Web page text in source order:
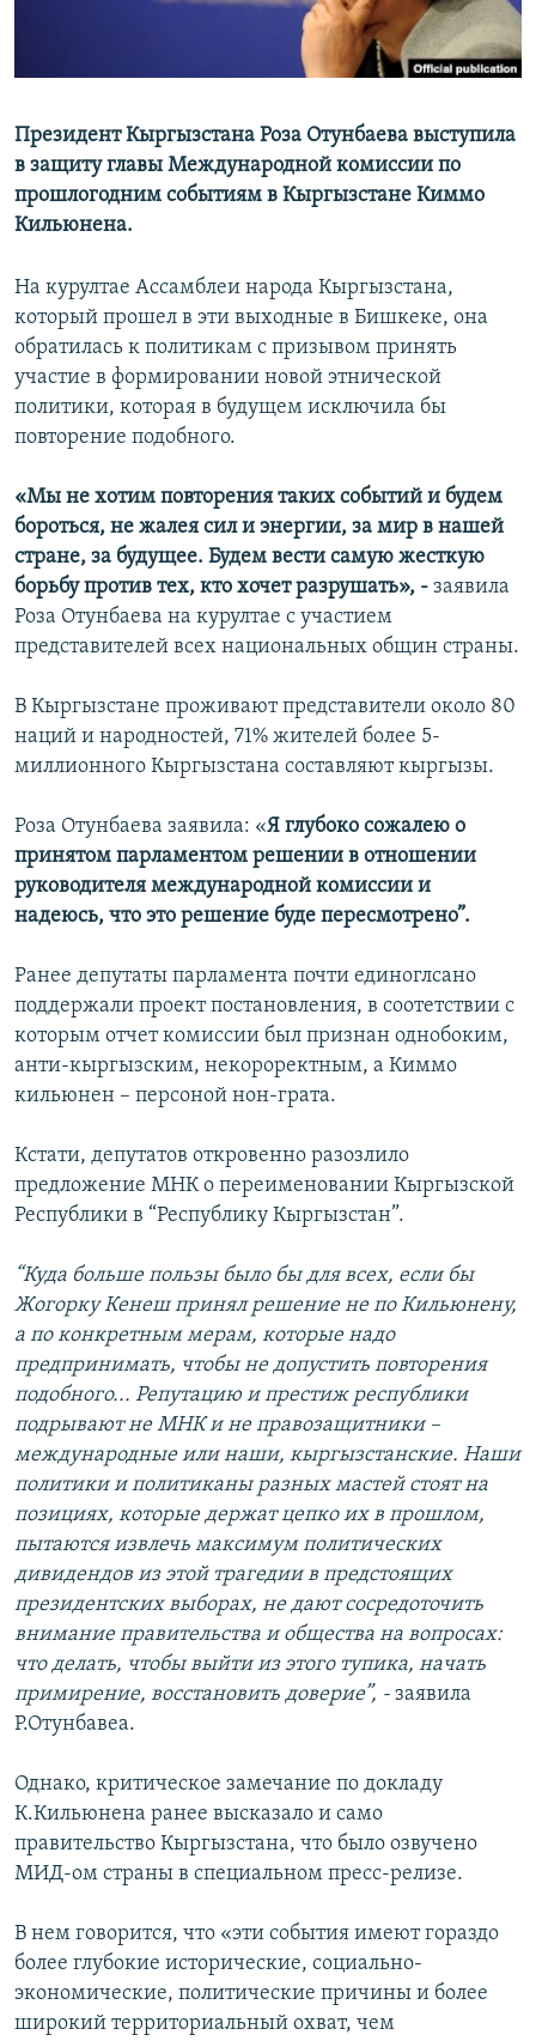
Президент Кыргызстана Роза Отунбаева выступила
в защиту главы Международной комиссии по
прошлогодним событиям в Кыргызстане Киммо
Кильюнена.
На курултае Ассамблеи народа Кыргызстана,
который прошел в эти выходные в Бишкеке, она
обратилась к политикам с призывом принять
участие в формировании новой этнической
политики, которая в будущем исключила бы
повторение подобного.
«Мы не хотим повторения таких событий и будем
бороться, не жалея сил и энергии, за мир в нашей
стране, за будущее. Будем вести самую жесткую
борьбу против тех, кто хочет разрушать», - заявила
Роза Отунбаева на курултае с участием
представителей всех национальных общин страны.
В Кыргызстане проживают представители около 80
наций и народностей, 71% жителей более 5-
миллионного Кыргызстана составляют кыргызы.
Роза Отунбаева заявила: «Я глубоко сожалею о
принятом парламентом решении в отношении
руководителя международной комиссии и
надеюсь, что это решение буде пересмотрено”.
Ранее депутаты парламента почти единоглсано
поддержали проект постановления, в соотетствии с
которым отчет комиссии был признан однобоким,
анти-кыргызским, некороректным, а Киммо
кильюнен – персоной нон-грата.
Кстати, депутатов откровенно разозлило
предложение МНК о переименовании Кыргызской
Республики в “Республику Кыргызстан”.
“Куда больше пользы было бы для всех, если бы
Жогорку Кенеш принял решение не по Кильюнену,
а по конкретным мерам, которые надо
предпринимать, чтобы не допустить повторения
подобного... Репутацию и престиж республики
подрывают не МНК и не правозащитники –
международные или наши, кыргызстанские. Наши
политики и политиканы разных мастей стоят на
позициях, которые держат цепко их в прошлом,
пытаются извлечь максимум политических
дивидендов из этой трагедии в предстоящих
президентских выборах, не дают сосредоточить
внимание правительства и общества на вопросах:
что делать, чтобы выйти из этого тупика, начать
примирение, восстановить доверие”, - заявила
Р.Отунбавеа.
Однако, критическое замечание по докладу
К.Кильюнена ранее высказало и само
правительство Кыргызстана, что было озвучено
МИД-ом страны в специальном пресс-релизе.
В нем говорится, что «эти события имеют гораздо
более глубокие исторические, социально-
экономические, политические причины и более
широкий территориальный охват, чем